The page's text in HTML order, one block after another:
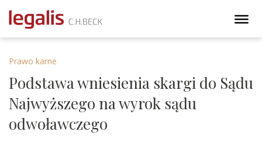
Prawo karne
Podstawa wniesienia skargi do Sądu
Najwyższego na wyrok sądu
odwoławczego